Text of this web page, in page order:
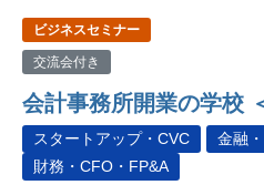
ビジネスセミナー
交流会付き
会計事務所開業の学校
スタートアップ・CVC
金融
財務・CFO・FP&A